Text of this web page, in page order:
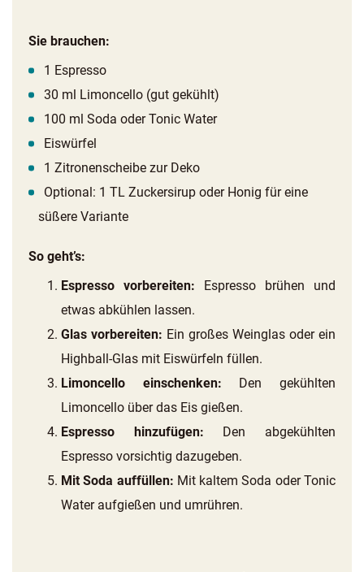
Sie brauchen:
1 Espresso
30 ml Limoncello (gut gekühlt)
100 ml Soda oder Tonic Water
Eiswürfel
1 Zitronenscheibe zur Deko
Optional: 1 TL Zuckersirup oder Honig für eine
süßere Variante
So geht’s:
Espresso vorbereiten: Espresso brühen und
etwas abkühlen lassen.
Glas vorbereiten: Ein großes Weinglas oder ein
Highball-Glas mit Eiswürfeln füllen.
Limoncello einschenken: Den gekühlten
Limoncello über das Eis gießen.
Espresso hinzufügen: Den abgekühlten
Espresso vorsichtig dazugeben.
Mit Soda auffüllen: Mit kaltem Soda oder Tonic
Water aufgießen und umrühren.